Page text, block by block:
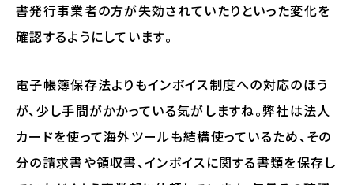
書発行事業者の方が失効されていたりといった変化を
確認するようにしています。
電子帳簿保存法よりもインボイス制度への対応のほう
が、少し手間がかかっている気がしますね。弊社は法人
カードを使って海外ツールも結構使っているため、その
分の請求書や領収書、インボイスに関する書類を保存し